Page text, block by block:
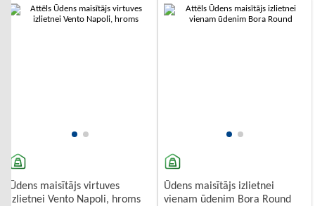
Ūdens maisītājs virtuves
izlietnei Vento Napoli, hroms
Ūdens maisītājs izlietnei
vienam ūdenim Bora Round